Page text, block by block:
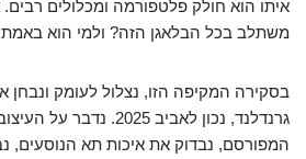
איתו הוא חולק פלטפורמה ומכלולים
משתלב בכל הבלאגן הזה? ולמי הוא באמת
בסקירה המקיפה הזו, נצלול לעומק
גרנדלנד, נכון לאביב
המפורסם, נבדוק את איכות תא הנוסעים,